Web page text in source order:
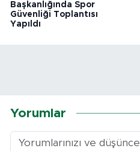
Başkanlığında Spor
Güvenliği Toplantısı
Yapıldı
Yorumlar